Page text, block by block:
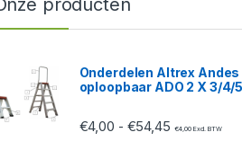
producten
Onderdelen Altrex
oploopbaar ADO 2 X 3/4/5
€4,00 - €54,45Prijsklasse:
€4,00Excl. BTW